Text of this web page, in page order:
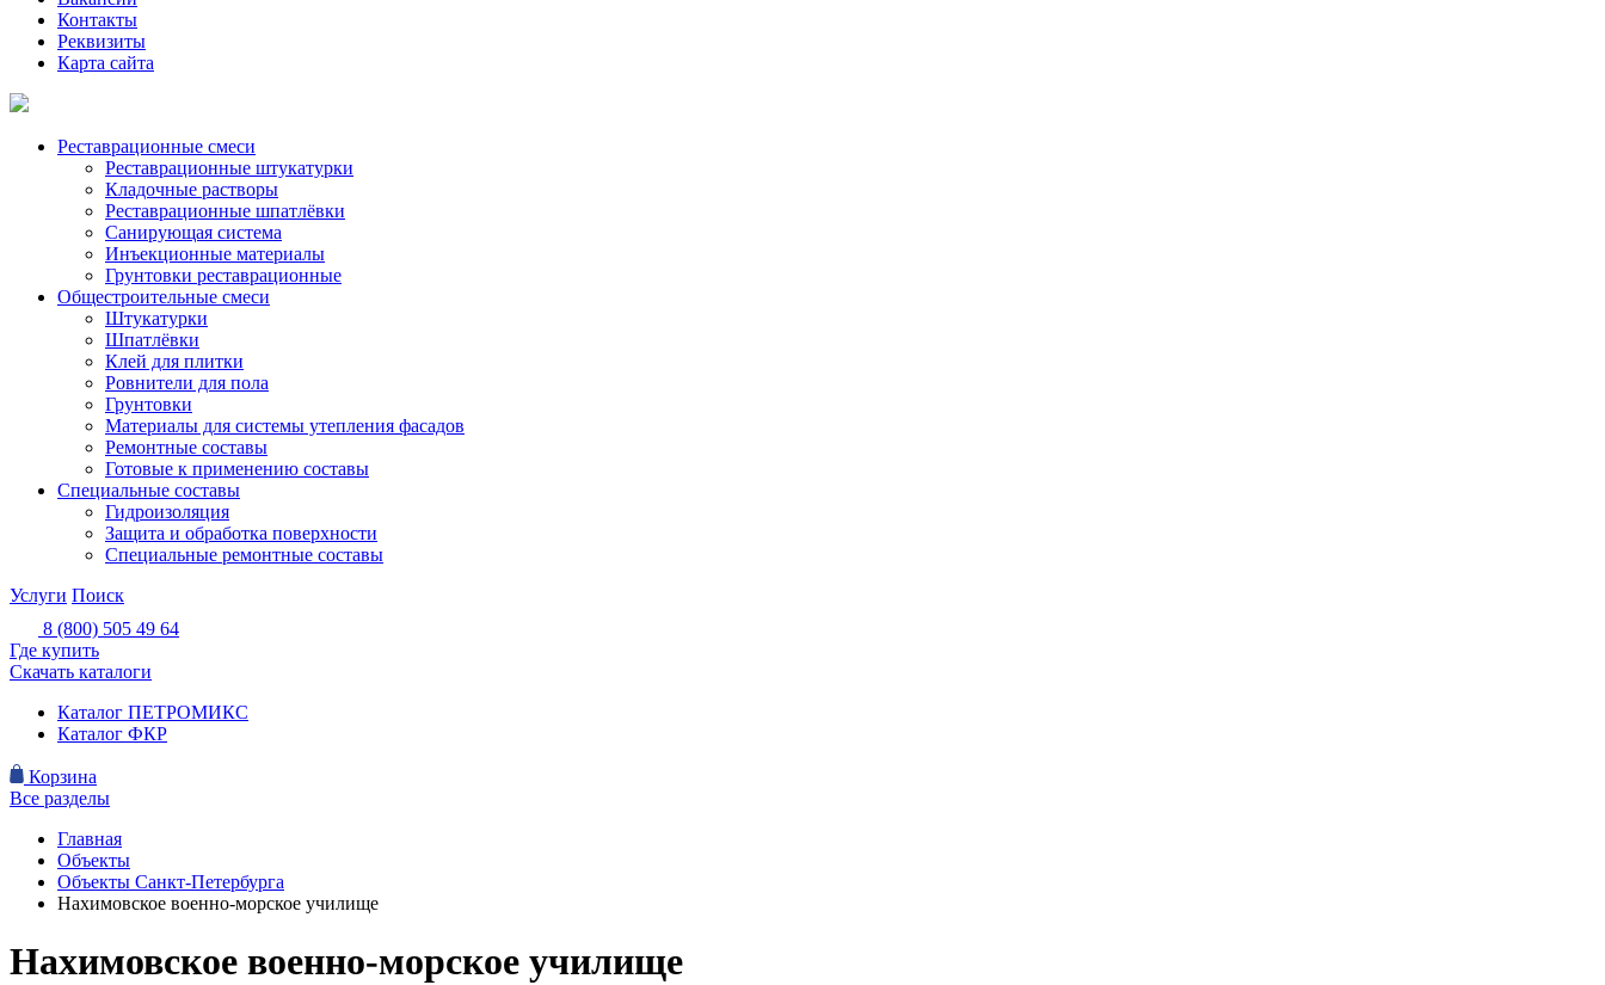
Контакты
Реквизиты
Карта сайта
Реставрационные смеси
Реставрационные штукатурки
Кладочные растворы
Реставрационные шпатлёвки
Санирующая система
Инъекционные материалы
Грунтовки реставрационные
Общестроительные смеси
Штукатурки
Шпатлёвки
Клей для плитки
Ровнители для пола
Грунтовки
Материалы для системы утепления фасадов
Ремонтные составы
Готовые к применению составы
Специальные составы
Гидроизоляция
Защита и обработка поверхности
Специальные ремонтные составы
Услуги Поиск
8 (800) 505 49 64
Где купить
Скачать каталоги
Каталог ПЕТРОМИКС
Каталог ФКР
Корзина
Все разделы
Главная
Объекты
Объекты Санкт-Петербурга
Нахимовское военно-морское училище
Нахимовское военно-морское училище